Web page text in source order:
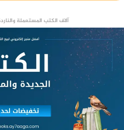
شريف يحاول ثني
مساعدتها لنديم
في هذه الأثناء، يحاول شريف،
مساعدتها لنديم. يعتقد
اهتمامها، وأنه سيتسبب لها
نديم يتعرض
آلاف الكتب المستعملة